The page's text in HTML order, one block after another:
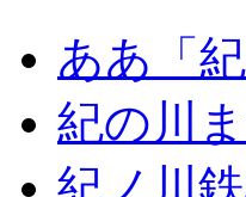
ああ「
紀の川